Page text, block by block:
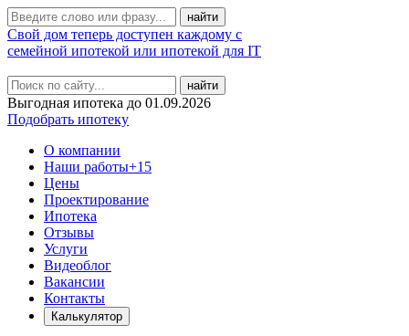
Свой дом теперь доступен каждому с
семейной ипотекой или ипотекой для IT
найти
Выгодная ипотека до 01.09.2026
Подобрать ипотеку
О компании
Наши работы+15
Цены
Проектирование
Ипотека
Отзывы
Услуги
Видеоблог
Вакансии
Контакты
Калькулятор